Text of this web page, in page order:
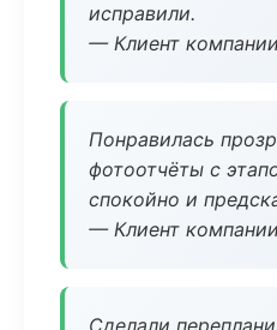
исправили.
— Клиент компании
Понравилась
фотоотчёты с
спокойно и
— Клиент компании
Сделали